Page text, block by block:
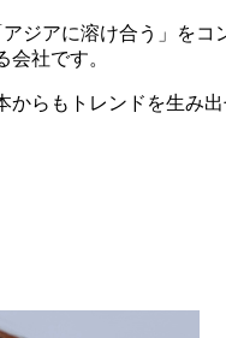
ジアに溶け合う」を
社です。
からもトレンドを生み